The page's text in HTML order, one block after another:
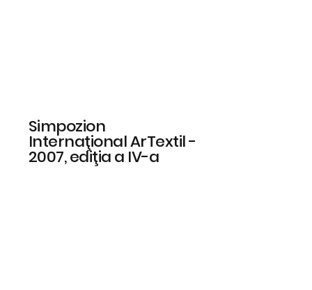
Simpozion
Internaţional ArTextil -
2007, ediţia a IV-a